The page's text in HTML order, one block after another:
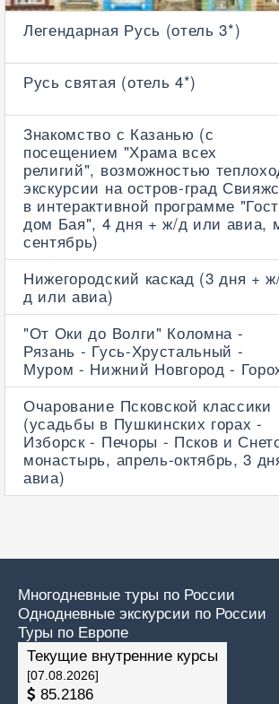
Легендарная Русь (отель 3*)
Русь святая (отель 4*)
Знакомство с Казанью (с
посещением "Храма всех
религий", возможностью
экскурсии на остров-град
в интерактивной программе
дом Бая", 4 дня + ж/д или авиа,
сентябрь)
Нижегородский каскад (3 дня +
д или авиа)
"От Оки до Волги" Коломна -
Рязань - Гусь-Хрустальный -
Муром - Нижний Новгород -
Очарование Псковской классики
(усадьбы в Пушкинских горах -
Изборск - Печоры - Псков и
монастырь, апрель-октябрь, 3
авиа)
Многодневные туры по России
Однодневные экскурсии по России
Туры по Европе
Текущие внутренние курсы
[07.08.2026]
85.2186